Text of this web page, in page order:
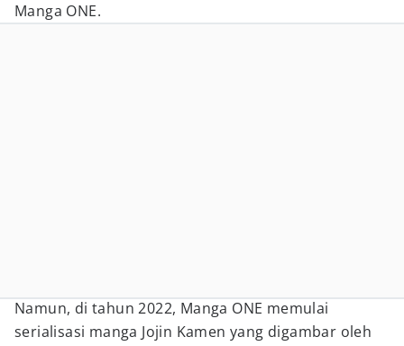
Manga ONE.
Namun, di tahun 2022, Manga ONE memulai
serialisasi manga Jojin Kamen yang digambar oleh